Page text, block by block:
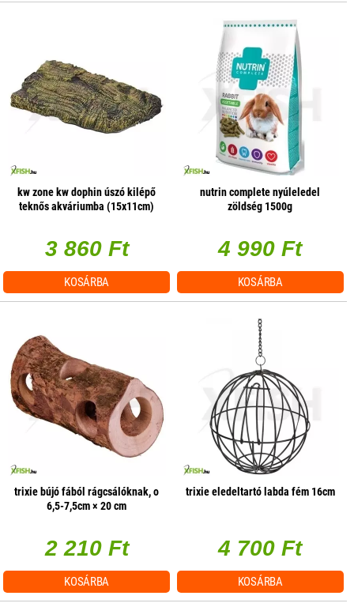
kw zone kw dophin úszó kilépő
teknős akváriumba (15x11cm)
3 860 Ft
KOSÁRBA
nutrin complete nyúleledel
zöldség 1500g
4 990 Ft
KOSÁRBA
trixie bújó fából rágcsálóknak, o
6,5-7,5cm × 20 cm
2 210 Ft
KOSÁRBA
trixie eledeltartó labda fém 16cm
4 700 Ft
KOSÁRBA